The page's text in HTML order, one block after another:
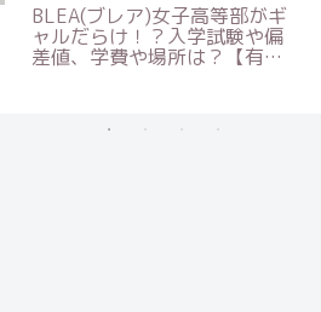
藤原竜也は若い頃ヤンキ
ー！？画像や私服がダサいと
話題w【本音でハシゴ酒】